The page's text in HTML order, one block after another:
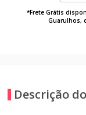
*Frete Grátis
Guarulhos,
Descrição